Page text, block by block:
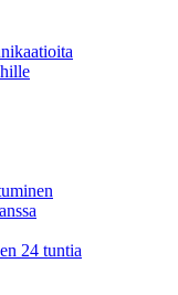
24 tuntia